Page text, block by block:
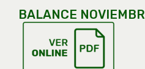
BALANCE